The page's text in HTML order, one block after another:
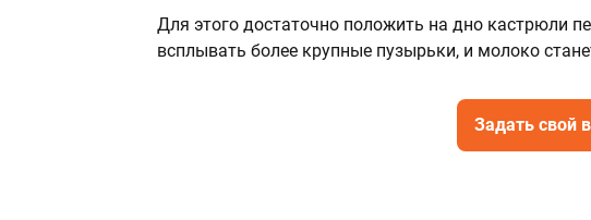
Для этого достаточно положить на дно кастрюли
всплывать более крупные пузырьки, и молоко
Задать свой